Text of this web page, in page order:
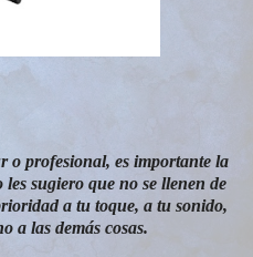
o profesional, es importante la
les sugiero que no se llenen de
a tu toque, a tu sonido,
a las demás cosas.